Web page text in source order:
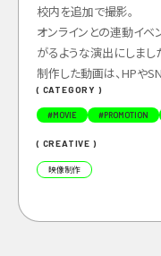
( CATEGORY )
#MOVIE #PROMOTION
( CREATIVE )
映像制作
校内を追加で撮影。
オンラインとの連動イベ
がるような演出にしまし
制作した動画は、HPや